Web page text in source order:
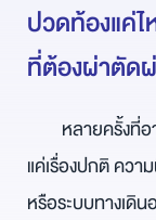
ปวดท้องแค่
ที่ต้องผ่าตัด
แค่เรื่องปกติ คว
หรือระบบทางเดิ